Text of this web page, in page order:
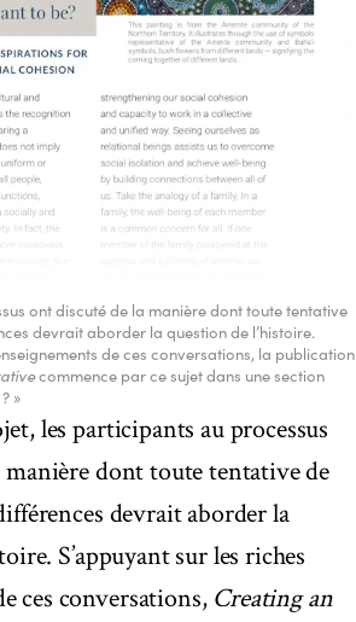
ont discuté de la manière dont toute tentative
devrait aborder la question de l’histoire.
de ces conversations, la publication
commence par ce sujet dans une section
»
les participants au processus
dont toute tentative de
devrait aborder la
S’appuyant sur les riches
ces conversations, Creating an